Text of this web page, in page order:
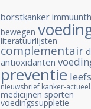
borstkanker
bewegen
literatuurlijsten
complementair
antioxidanten
preventie
nieuwsbrief kanker-
medicijnen sporten
voedingssuppletie